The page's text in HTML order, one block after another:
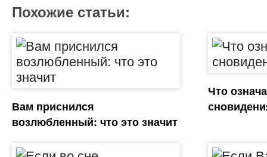
Похожие статьи:
Вам приснился
возлюбленный: что это значит
Что